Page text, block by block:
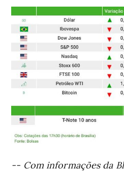
-- Com informações da